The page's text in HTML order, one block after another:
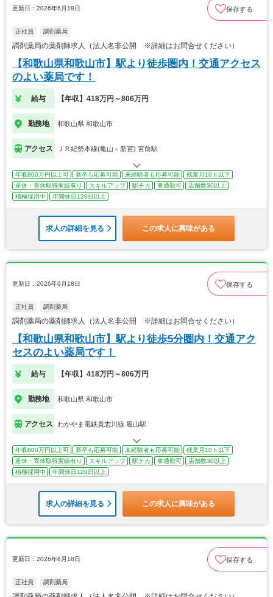
更新日：2026年6月18日 保存する
正社員 調剤薬局
調剤薬局の薬剤師求人（法人名非公開 ※詳細はお問合せください）
【和歌山県和歌山市】駅より徒歩圏内！交通アクセス
のよい薬局です！
給与 【年収】418万円～806万円
勤務地 和歌山県 和歌山市
アクセス ＪＲ紀勢本線(亀山－新宮) 宮前駅
年収800万円以上可 新卒も応募可能 未経験者も応募可能
残業月10ｈ以下
産休・育休取得実績有り
スキルアップ 駅チカ 車通勤可
店舗数30以上
積極採用中
年間休日120日以上
求人の詳細を見る この求人に興味がある
更新日：2026年6月18日 保存する
正社員 調剤薬局
調剤薬局の薬剤師求人（法人名非公開 ※詳細はお問合せください）
【和歌山県和歌山市】駅より徒歩5分圏内！交通アク
セスのよい薬局です！
給与 【年収】418万円～806万円
勤務地 和歌山県 和歌山市
アクセス わかやま電鉄貴志川線 竈山駅
年収800万円以上可 新卒も応募可能 未経験者も応募可能
残業月10ｈ以下
産休・育休取得実績有り
スキルアップ 駅チカ 車通勤可
店舗数30以上
積極採用中
年間休日120日以上
求人の詳細を見る この求人に興味がある
更新日：2026年6月18日 保存する
正社員 調剤薬局